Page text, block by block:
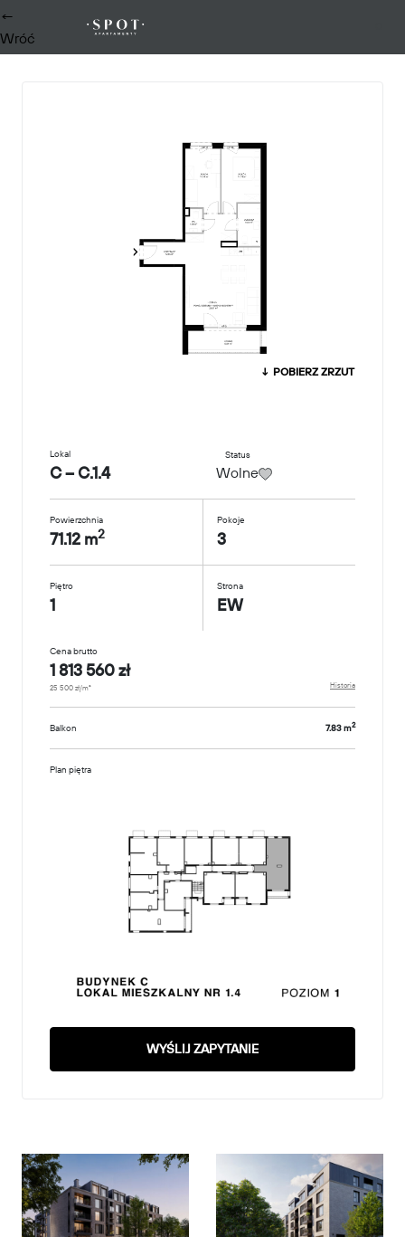
←
Wróć
↓ POBIERZ ZRZUT
Lokal
C – C.1.4
Status
Wolne
Powierzchnia
71.12 m2
Pokoje
3
Piętro
1
Strona
EW
Cena brutto
1 813 560 zł
25 500 zł/m² Historia
Balkon 7.83 m2
Plan piętra
WYŚLIJ ZAPYTANIE